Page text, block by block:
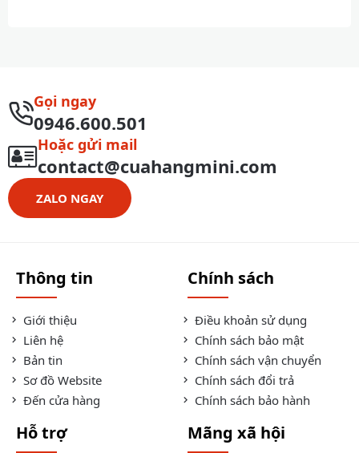
Gọi ngay
0946.600.501
Hoặc gửi mail
contact@cuahangmini.com
ZALO NGAY
Thông tin
Giới thiệu
Liên hệ
Bản tin
Sơ đồ Website
Đến cửa hàng
Chính sách
Điều khoản sử dụng
Chính sách bảo mật
Chính sách vận chuyển
Chính sách đổi trả
Chính sách bảo hành
Hỗ trợ Mãng xã hội